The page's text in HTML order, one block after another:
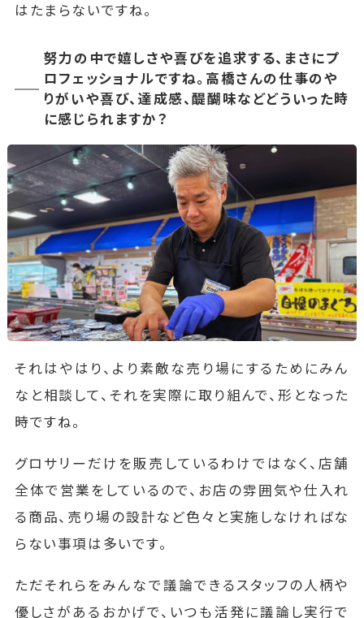
はたまらないですね。
努力の中で嬉しさや喜びを追求する、まさにプ
ロフェッショナルですね。高橋さんの仕事のや
りがいや喜び、達成感、醍醐味などどういった時
に感じられますか？
それはやはり、より素敵な売り場にするためにみん
なと相談して、それを実際に取り組んで、形となった
時ですね。
グロサリーだけを販売しているわけではなく、店舗
全体で営業をしているので、お店の雰囲気や仕入れ
る商品、売り場の設計など色々と実施しなければな
らない事項は多いです。
ただそれらをみんなで議論できるスタッフの人柄や
優しさがあるおかげで、いつも活発に議論し実行で